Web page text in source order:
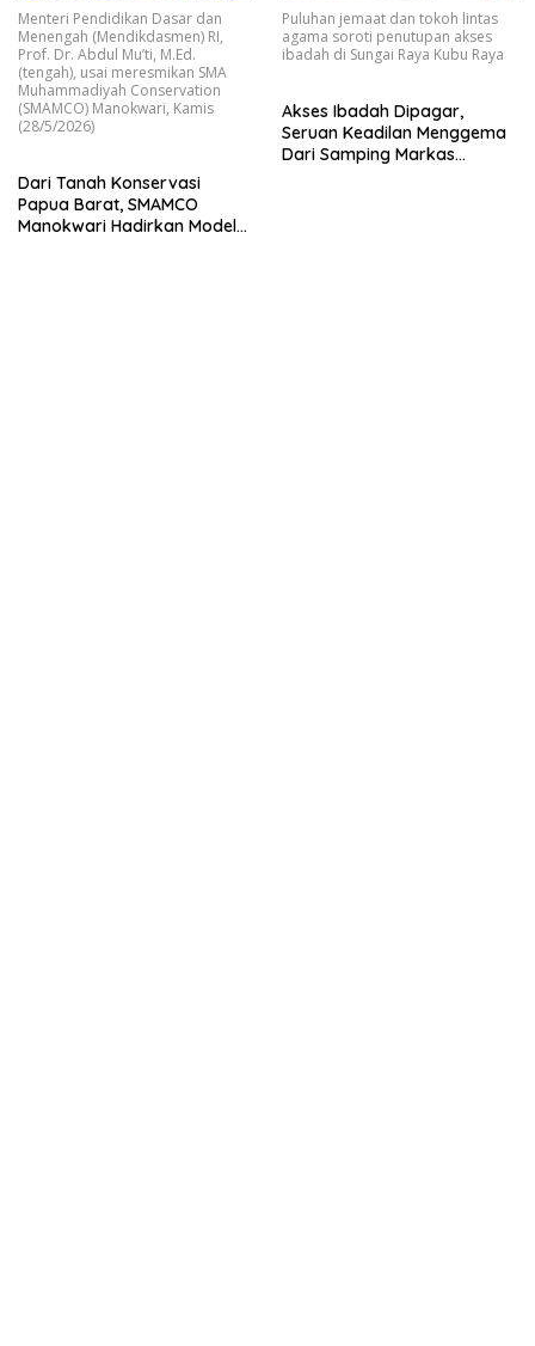
Menteri Pendidikan Dasar dan
Menengah (Mendikdasmen) RI,
Prof. Dr. Abdul Mu’ti, M.Ed.
(tengah), usai meresmikan SMA
Muhammadiyah Conservation
(SMAMCO) Manokwari, Kamis
(28/5/2026)
Dari Tanah Konservasi
Papua Barat, SMAMCO
Manokwari Hadirkan Model
Puluhan jemaat dan tokoh lintas
agama soroti penutupan akses
ibadah di Sungai Raya Kubu Raya
Akses Ibadah Dipagar,
Seruan Keadilan Menggema
Dari Samping Markas